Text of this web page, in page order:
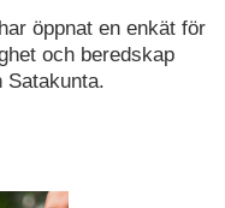
öppnat en enkät för
och beredskap
Satakunta.